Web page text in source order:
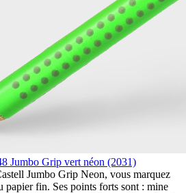
Jumbo Grip vert néon (2031)
Jumbo Grip Neon, vous marquez
papier fin. Ses points forts sont : mine